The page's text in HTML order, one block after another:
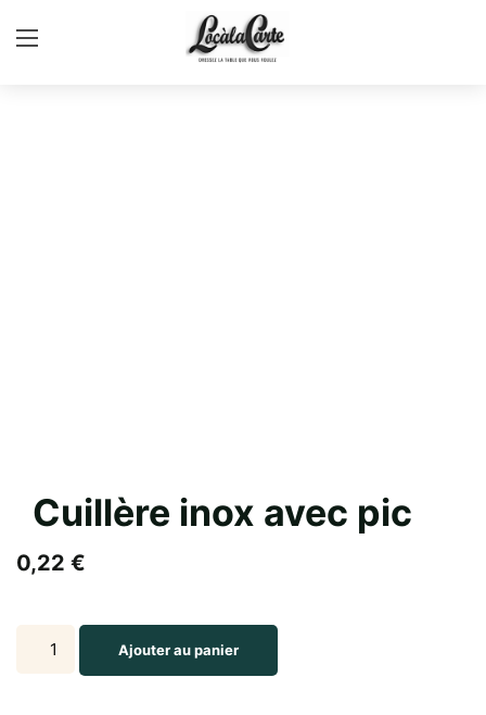
Cuillère inox avec pic
0,22 €
Cuillère
Ajouter au panier